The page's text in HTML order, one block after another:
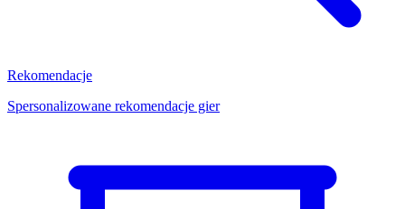
Rekomendacje
Spersonalizowane rekomendacje gier